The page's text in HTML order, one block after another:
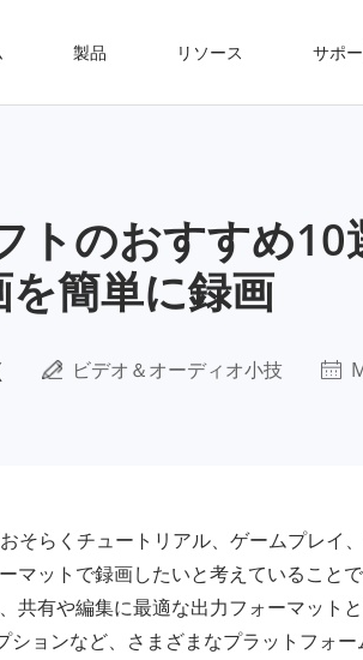
製品 リソース サポ
トのおすすめ10
を簡単に録画
ビデオ＆オーディオ小技
そらくチュートリアル、ゲームプレイ
マットで録画したいと考えていること
共有や編集に最適な出力フォーマット
ョンなど、さまざまなプラットフォ